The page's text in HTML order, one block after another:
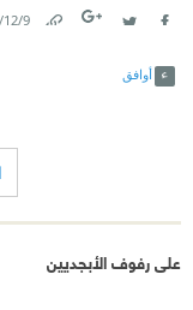
9‏/12‏/2015
أوافق
على رفوف الأبجديين